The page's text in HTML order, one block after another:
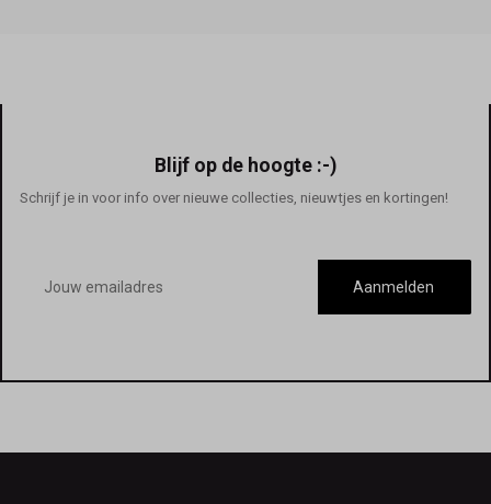
Blijf op de hoogte :-)
Schrijf je in voor info over nieuwe collecties, nieuwtjes en kortingen!
mailadres
Aanmelden